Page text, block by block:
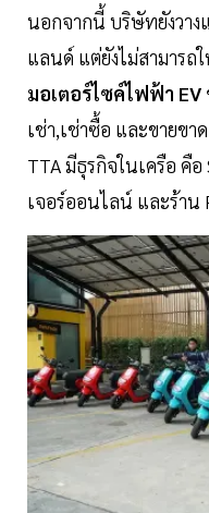
นอกจากนี้ บริษัทยังวา
แลนด์ แต่ยังไม่สามารถ
มอเตอร์ไซค์ไฟฟ้า EV
เช่า,เช่าซื้อ และขายข
TTA มีธุรกิจในเครือ คื
เจอร์ออนไลน์ และร้าน